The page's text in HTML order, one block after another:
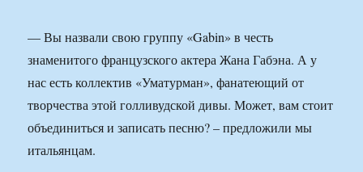
— Вы назвали свою группу «Gabin» в честь
знаменитого французского актера Жана Габэна. А у
нас есть коллектив «Уматурман», фанатеющий от
творчества этой голливудской дивы. Может, вам стоит
объединиться и записать песню? – предложили мы
итальянцам.